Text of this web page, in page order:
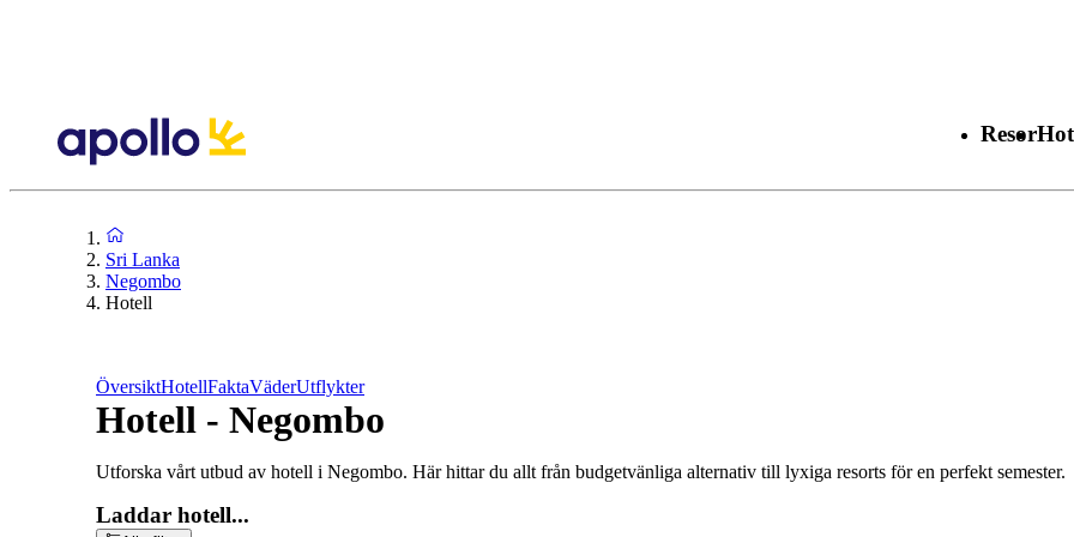
Resor
Sri Lanka
Negombo
Hotell
ÖversiktHotellFaktaVäderUtflykter
Hotell - Negombo
Utforska vårt utbud av hotell i Negombo. Här hittar du allt från budgetvänliga alternativ till lyxiga resorts för en perfekt semester.
Laddar hotell...